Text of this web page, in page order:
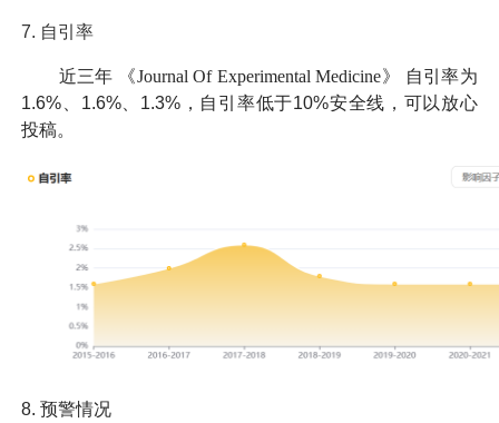
7. 自引率
近三年 《Journal Of Experimental Medicine》
自引率为
1.6%、1.6%、1.3%，自引率低于10%安全线，可以放心
投稿。
8. 预警情况